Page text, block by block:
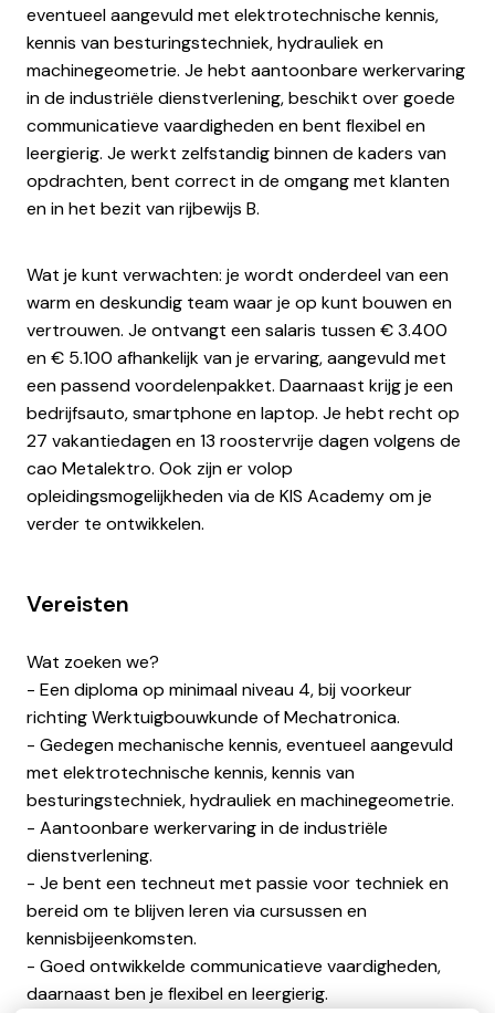
eventueel aangevuld met elektrotechnische kennis,
kennis van besturingstechniek, hydrauliek en
machinegeometrie. Je hebt aantoonbare werkervaring
in de industriële dienstverlening, beschikt over goede
communicatieve vaardigheden en bent flexibel en
leergierig. Je werkt zelfstandig binnen de kaders van
opdrachten, bent correct in de omgang met klanten
en in het bezit van rijbewijs B.
Wat je kunt verwachten: je wordt onderdeel van een
warm en deskundig team waar je op kunt bouwen en
vertrouwen. Je ontvangt een salaris tussen € 3.400
en € 5.100 afhankelijk van je ervaring, aangevuld met
een passend voordelenpakket. Daarnaast krijg je een
bedrijfsauto, smartphone en laptop. Je hebt recht op
27 vakantiedagen en 13 roostervrije dagen volgens de
cao Metalektro. Ook zijn er volop
opleidingsmogelijkheden via de KIS Academy om je
verder te ontwikkelen.
Vereisten
Wat zoeken we?
- Een diploma op minimaal niveau 4, bij voorkeur
richting Werktuigbouwkunde of Mechatronica.
- Gedegen mechanische kennis, eventueel aangevuld
met elektrotechnische kennis, kennis van
besturingstechniek, hydrauliek en machinegeometrie.
- Aantoonbare werkervaring in de industriële
dienstverlening.
- Je bent een techneut met passie voor techniek en
bereid om te blijven leren via cursussen en
kennisbijeenkomsten.
- Goed ontwikkelde communicatieve vaardigheden,
daarnaast ben je flexibel en leergierig.